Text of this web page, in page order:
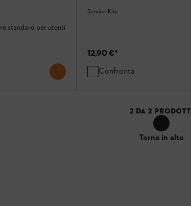
standard per utenti
Service Kits
12,90 €*
Confronta
2 DA 2
Torna in alto